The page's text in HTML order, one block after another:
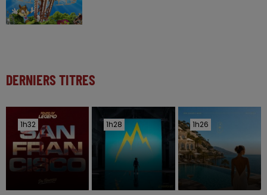
DERNIERS TITRES
1h32
1h32 1h28
1h28 1h26
1h26